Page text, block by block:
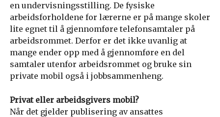
en undervisningsstilling. De fysiske
arbeidsforholdene for lærerne er på mange skoler
lite egnet til å gjennomføre telefonsamtaler på
arbeidsrommet. Derfor er det ikke uvanlig at
mange ender opp med å gjennomføre en del
samtaler utenfor arbeidsrommet og bruke sin
private mobil også i jobbsammenheng.
Privat eller arbeidsgivers mobil?
Når det gjelder publisering av ansattes